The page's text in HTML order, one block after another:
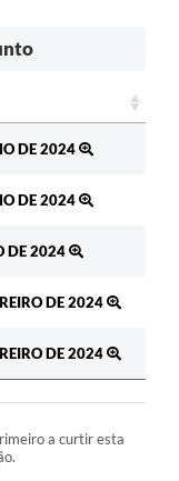
DE 2024
DE 2024
DE 2024
DE 2024
DE 2024
a curtir esta